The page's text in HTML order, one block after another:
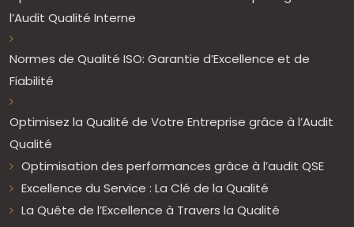
l’Audit Qualité Interne
Normes de Qualité ISO: Garantie d’Excellence et de
Fiabilité
Optimisez la Qualité de Votre Entreprise grâce à l’Audit
Qualité
Optimisation des performances grâce à l’audit QSE
Excellence du Service : La Clé de la Qualité
La Quête de l’Excellence à Travers la Qualité